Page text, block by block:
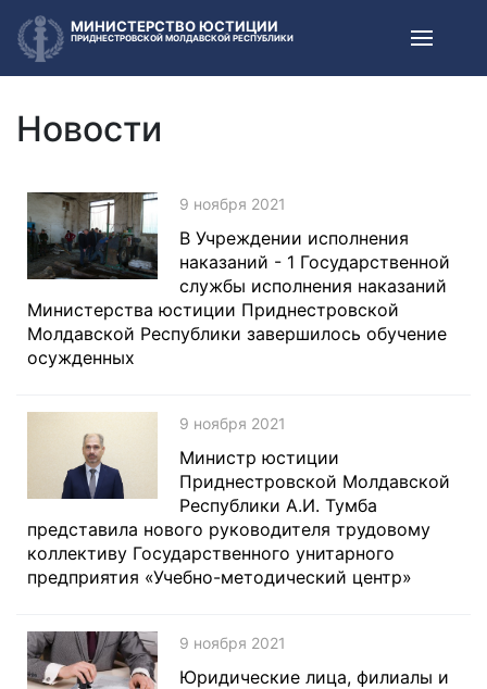
МИНИСТЕРСТВО ЮСТИЦИИ
ПРИДНЕСТРОВСКОЙ МОЛДАВСКОЙ РЕСПУБЛИКИ
Новости
9 ноября 2021
В Учреждении исполнения
наказаний - 1 Государственной
службы исполнения наказаний
Министерства юстиции Приднестровской
Молдавской Республики завершилось обучение
осужденных
9 ноября 2021
Министр юстиции
Приднестровской Молдавской
Республики А.И. Тумба
представила нового руководителя трудовому
коллективу Государственного унитарного
предприятия «Учебно-методический центр»
9 ноября 2021
Юридические лица, филиалы и